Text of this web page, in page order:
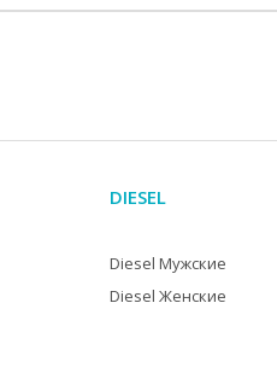
DIESEL
Diesel Мужские
Diesel Женские